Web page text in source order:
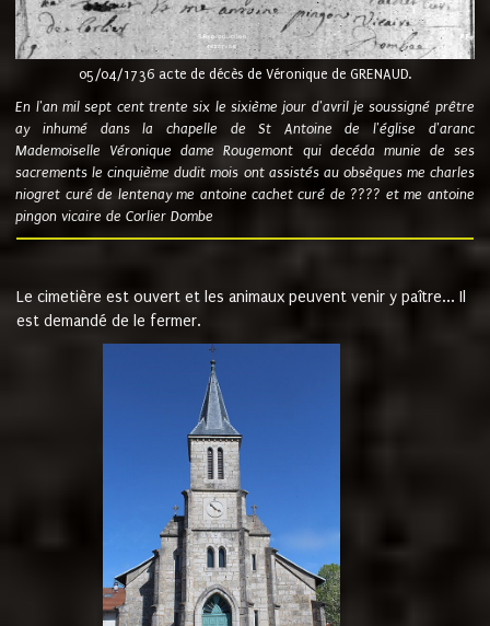
05/04/1736 acte de décès de Véronique de GRENAUD.
En l'an mil sept cent trente six le sixième jour d'avril je soussigné prêtre
ay inhumé dans la chapelle de St Antoine de l'église d'aranc
Mademoiselle Véronique dame Rougemont qui decéda munie de ses
sacrements le cinquième dudit mois ont assistés au obsèques me charles
niogret curé de lentenay me antoine cachet curé de ???? et me antoine
pingon vicaire de Corlier Dombe
Le cimetière est ouvert et les animaux peuvent venir y paître... Il
est demandé de le fermer.